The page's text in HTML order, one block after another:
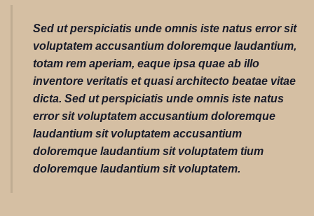
Sed ut perspiciatis unde omnis iste natus error sit
voluptatem accusantium doloremque laudantium,
totam rem aperiam, eaque ipsa quae ab illo
inventore veritatis et quasi architecto beatae vitae
dicta. Sed ut perspiciatis unde omnis iste natus
error sit voluptatem accusantium doloremque
laudantium sit voluptatem accusantium
doloremque laudantium sit voluptatem tium
doloremque laudantium sit voluptatem.